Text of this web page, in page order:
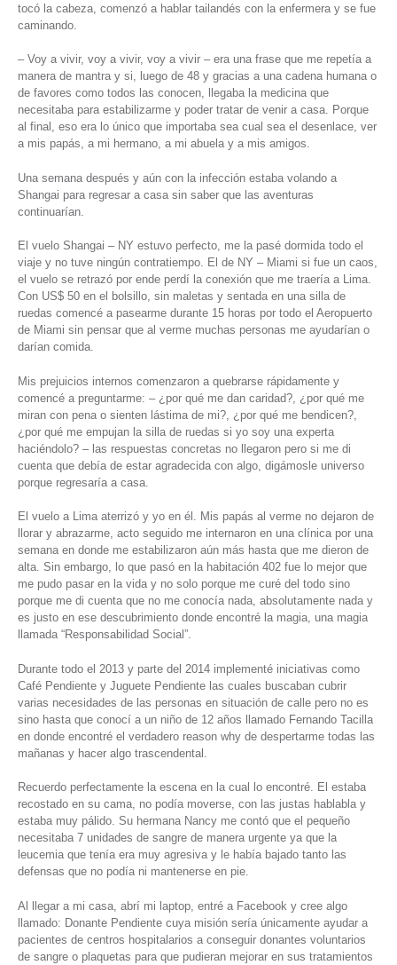
tocó la cabeza, comenzó a hablar tailandés con la enfermera y se fue
caminando.
– Voy a vivir, voy a vivir, voy a vivir – era una frase que me repetía a
manera de mantra y si, luego de 48 y gracias a una cadena humana o
de favores como todos las conocen, llegaba la medicina que
necesitaba para estabilizarme y poder tratar de venir a casa. Porque
al final, eso era lo único que importaba sea cual sea el desenlace, ver
a mis papás, a mi hermano, a mi abuela y a mis amigos.
Una semana después y aún con la infección estaba volando a
Shangai para regresar a casa sin saber que las aventuras
continuarían.
El vuelo Shangai – NY estuvo perfecto, me la pasé dormida todo el
viaje y no tuve ningún contratiempo. El de NY – Miami si fue un caos,
el vuelo se retrazó por ende perdí la conexión que me traería a Lima.
Con US$ 50 en el bolsillo, sin maletas y sentada en una silla de
ruedas comencé a pasearme durante 15 horas por todo el Aeropuerto
de Miami sin pensar que al verme muchas personas me ayudarían o
darían comida.
Mis prejuicios internos comenzaron a quebrarse rápidamente y
comencé a preguntarme: – ¿por qué me dan caridad?, ¿por qué me
miran con pena o sienten lástima de mi?, ¿por qué me bendicen?,
¿por qué me empujan la silla de ruedas si yo soy una experta
haciéndolo? – las respuestas concretas no llegaron pero si me di
cuenta que debía de estar agradecida con algo, digámosle universo
porque regresaría a casa.
El vuelo a Lima aterrizó y yo en él. Mis papás al verme no dejaron de
llorar y abrazarme, acto seguido me internaron en una clínica por una
semana en donde me estabilizaron aún más hasta que me dieron de
alta. Sin embargo, lo que pasó en la habitación 402 fue lo mejor que
me pudo pasar en la vida y no solo porque me curé del todo sino
porque me di cuenta que no me conocía nada, absolutamente nada y
es justo en ese descubrimiento donde encontré la magia, una magia
llamada “Responsabilidad Social”.
Durante todo el 2013 y parte del 2014 implementé iniciativas como
Café Pendiente y Juguete Pendiente las cuales buscaban cubrir
varias necesidades de las personas en situación de calle pero no es
sino hasta que conocí a un niño de 12 años llamado Fernando Tacilla
en donde encontré el verdadero reason why de despertarme todas las
mañanas y hacer algo trascendental.
Recuerdo perfectamente la escena en la cual lo encontré. El estaba
recostado en su cama, no podía moverse, con las justas hablabla y
estaba muy pálido. Su hermana Nancy me contó que el pequeño
necesitaba 7 unidades de sangre de manera urgente ya que la
leucemia que tenía era muy agresiva y le había bajado tanto las
defensas que no podía ni mantenerse en pie.
Al llegar a mi casa, abrí mi laptop, entré a Facebook y cree algo
llamado: Donante Pendiente cuya misión sería únicamente ayudar a
pacientes de centros hospitalarios a conseguir donantes voluntarios
de sangre o plaquetas para que pudieran mejorar en sus tratamientos